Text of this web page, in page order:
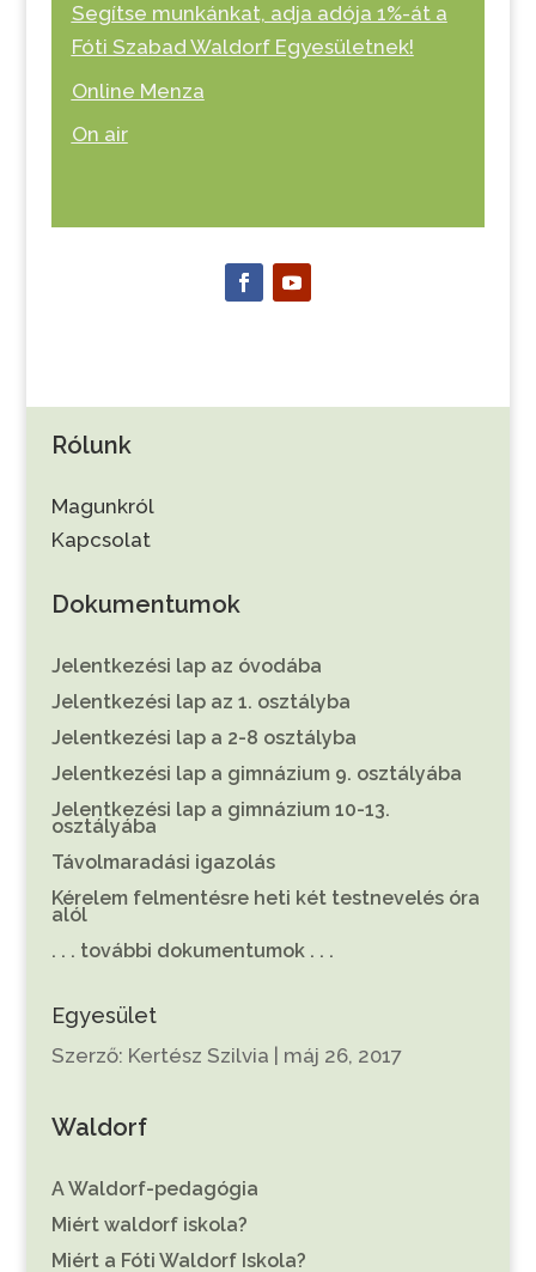
Segítse munkánkat, adja adója 1%-át a
Fóti Szabad Waldorf Egyesületnek!
Online Menza
On air
Rólunk
Magunkról
Kapcsolat
Dokumentumok
Jelentkezési lap az óvodába
Jelentkezési lap az 1. osztályba
Jelentkezési lap a 2-8 osztályba
Jelentkezési lap a gimnázium 9. osztályába
Jelentkezési lap a gimnázium 10-13.
osztályába
Távolmaradási igazolás
Kérelem felmentésre heti két testnevelés óra
alól
. . . további dokumentumok . . .
Egyesület
Szerző: Kertész Szilvia | máj 26, 2017
Waldorf
A Waldorf-pedagógia
Miért waldorf iskola?
Miért a Fóti Waldorf Iskola?